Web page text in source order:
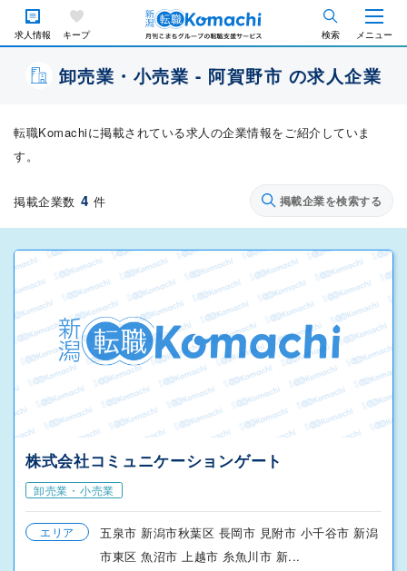
求人情報 キープ 検索 メニュー
卸売業・小売業 - 阿賀野市 の求人企業
転職Komachiに掲載されている求人の企業情報をご紹介していま
す。
掲載企業数 4 件 掲載企業を検索する
株式会社コミュニケーションゲート
卸売業・小売業
エリア
五泉市 新潟市秋葉区 長岡市 見附市 小千谷市 新潟
市東区 魚沼市 上越市 糸魚川市 新...